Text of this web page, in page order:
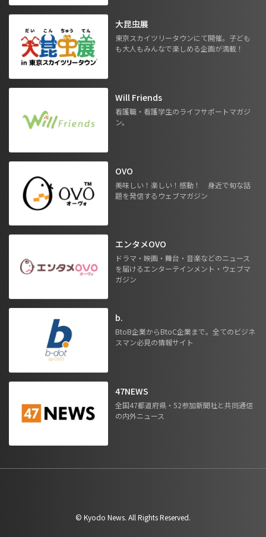
大昆虫展
東京スカイツリータウンにて開催。子ども
も大人もみんなで楽しめる企画が満載！
Will Friends
看護職・看護学生のライフサポートマガジ
ン。
OVO
美味しい！楽しい！感動！ 身近で旬な話
題を発信するウェブマガジン
エンタメOVO
ドラマ・映画・舞台・音楽などのニュース
を届けるエンターテインメント・ウェブマ
ガジン
b.
BtoB企業からBtoC企業まで。全てのビジネ
スマン必見の情報サイト
47NEWS
全国47都道府県・52参加新聞社と共同通信
の内外ニュース
©︎ Kyodo News. All Rights Reserved.